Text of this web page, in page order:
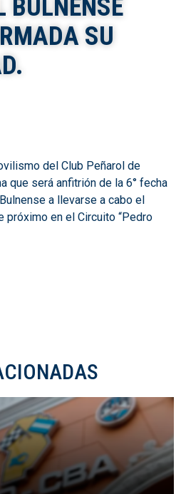
BULNENSE
SU
del Club Peñarol de
que será anfitrión de la 6° fecha
a llevarse a cabo el
en el Circuito “Pedro